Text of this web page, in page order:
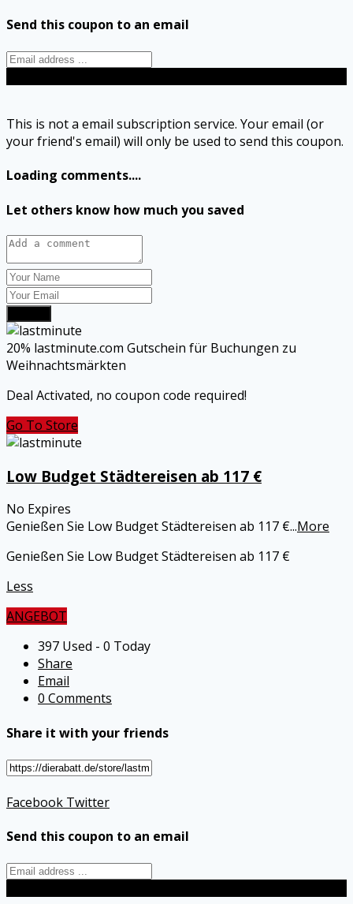
Send this coupon to an email
This is not a email subscription service. Your email (or
your friend's email) will only be used to send this coupon.
Loading comments....
Let others know how much you saved
20% lastminute.com Gutschein für Buchungen zu
Weihnachtsmärkten
Deal Activated, no coupon code required!
Go To Store
Low Budget Städtereisen ab 117 €
No Expires
Genießen Sie Low Budget Städtereisen ab 117 €...More
Genießen Sie Low Budget Städtereisen ab 117 €
Less
ANGEBOT
397 Used - 0 Today
Share
Email
0 Comments
Share it with your friends
Facebook Twitter
Send this coupon to an email